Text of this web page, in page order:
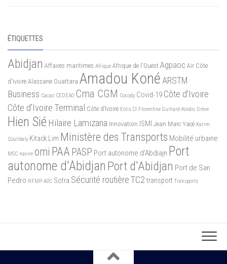
ÉTIQUETTES
Abidjan Affaires maritimes Afrique Afrique de l'Ouest Agpaoc Air Côte
d'Ivoire Alassane Ouattara Amadou Koné ARSTM
Business Cacao CEDEAO Cma CGM Cocody Covid-19 Côte d'Ivoire
Côte d'Ivoire Terminal Côte d’Ivoire Eolis CI Florentine Guihard-Koidio Grève
Hien Sié Hilaire Lamizana Innovation ISMI Jean Marc Yacé Karim
Coulibaly Kitack Lim Ministère des Transports Mobilité urbaine
MSC navire omi PAA PASP Port autonome d'Abdiajn Port
autonome d'Abidjan Port d'Abidjan Port de San
Pedro RFMP-AOC Sotra Sécurité routièreTC2transport Transports